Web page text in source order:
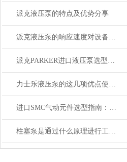
派克液压泵的特点及优势分享
派克液压泵的响应速度对设备运行的影响
派克PARKER进口液压泵选型指南：参数确定与系列匹配要点
力士乐液压泵的这几项优点使其被广泛应用
进口SMC气动元件选型指南：从气缸、阀门到气源处理的实用思路
柱塞泵是通过什么原理进行工作的？